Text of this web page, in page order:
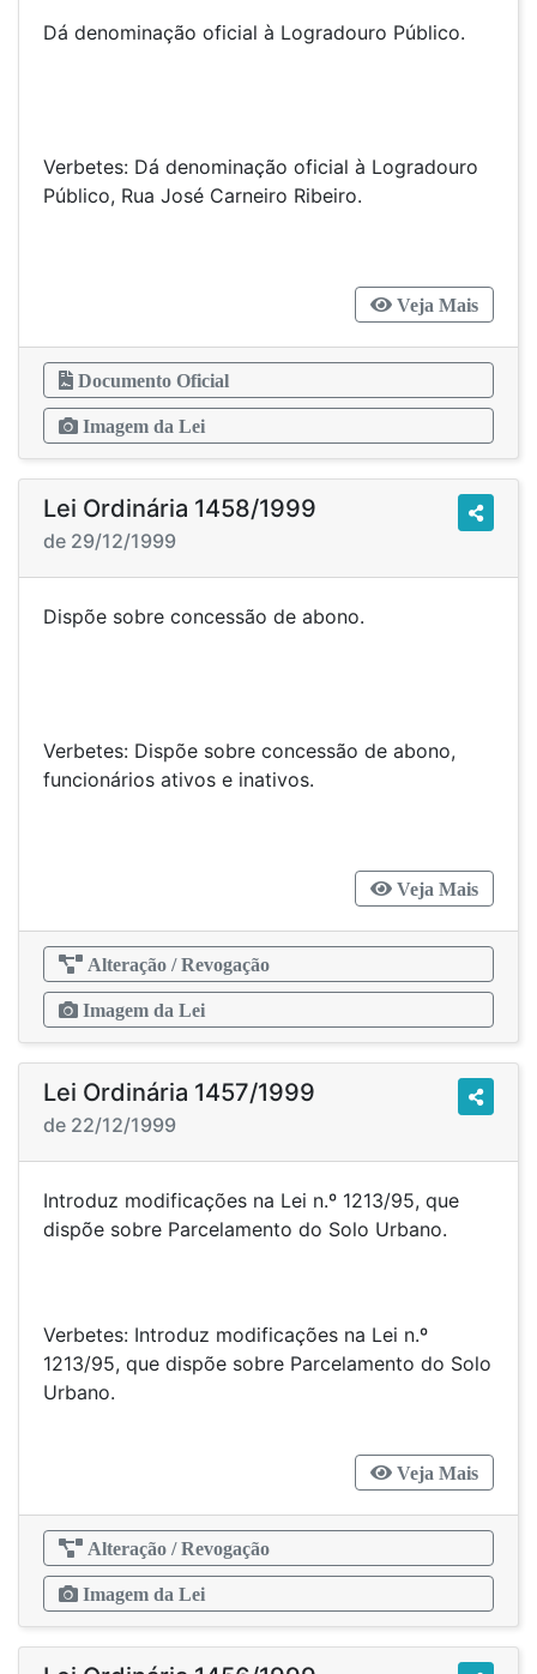
Dá denominação oficial à Logradouro Público.
Verbetes: Dá denominação oficial à Logradouro
Público, Rua José Carneiro Ribeiro.
Veja Mais
Documento Oficial
Imagem da Lei
Lei Ordinária 1458/1999
de 29/12/1999
Dispõe sobre concessão de abono.
Verbetes: Dispõe sobre concessão de abono,
funcionários ativos e inativos.
Veja Mais
Alteração / Revogação
Imagem da Lei
Lei Ordinária 1457/1999
de 22/12/1999
Introduz modificações na Lei n.º 1213/95, que
dispõe sobre Parcelamento do Solo Urbano.
Verbetes: Introduz modificações na Lei n.º
1213/95, que dispõe sobre Parcelamento do Solo
Urbano.
Veja Mais
Alteração / Revogação
Imagem da Lei